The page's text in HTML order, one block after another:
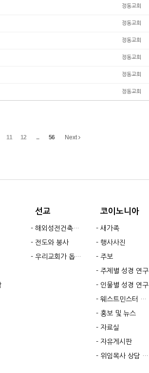
정동교회
정동교회
정동교회
정동교회
정동교회
정동교회
11 12 ... 56 Next
선교
해외성전건축현황
전도와 봉사
우리교회가 돕는 해외 및 국내 선교지
코이노니아
새가족
행사사진
주보
주제별 성경 연구
인물별 성경 연구
웨스트민스터 소요리문답
홍보 및 뉴스
자료실
자유게시판
위임목사 상담 및 기도요청